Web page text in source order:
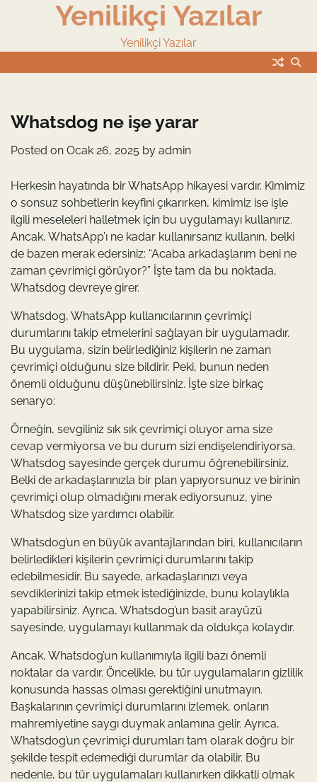
Yenilikçi Yazılar
Yenilikçi Yazılar
Whatsdog ne işe yarar
Posted on Ocak 26, 2025 by admin
Herkesin hayatında bir WhatsApp hikayesi vardır. Kimimiz
o sonsuz sohbetlerin keyfini çıkarırken, kimimiz ise işle
ilgili meseleleri halletmek için bu uygulamayı kullanırız.
Ancak, WhatsApp’ı ne kadar kullanırsanız kullanın, belki
de bazen merak edersiniz: “Acaba arkadaşlarım beni ne
zaman çevrimiçi görüyor?” İşte tam da bu noktada,
Whatsdog devreye girer.
Whatsdog, WhatsApp kullanıcılarının çevrimiçi
durumlarını takip etmelerini sağlayan bir uygulamadır.
Bu uygulama, sizin belirlediğiniz kişilerin ne zaman
çevrimiçi olduğunu size bildirir. Peki, bunun neden
önemli olduğunu düşünebilirsiniz. İşte size birkaç
senaryo:
Örneğin, sevgiliniz sık sık çevrimiçi oluyor ama size
cevap vermiyorsa ve bu durum sizi endişelendiriyorsa,
Whatsdog sayesinde gerçek durumu öğrenebilirsiniz.
Belki de arkadaşlarınızla bir plan yapıyorsunuz ve birinin
çevrimiçi olup olmadığını merak ediyorsunuz, yine
Whatsdog size yardımcı olabilir.
Whatsdog’un en büyük avantajlarından biri, kullanıcıların
belirledikleri kişilerin çevrimiçi durumlarını takip
edebilmesidir. Bu sayede, arkadaşlarınızı veya
sevdiklerinizi takip etmek istediğinizde, bunu kolaylıkla
yapabilirsiniz. Ayrıca, Whatsdog’un basit arayüzü
sayesinde, uygulamayı kullanmak da oldukça kolaydır.
Ancak, Whatsdog’un kullanımıyla ilgili bazı önemli
noktalar da vardır. Öncelikle, bu tür uygulamaların gizlilik
konusunda hassas olması gerektiğini unutmayın.
Başkalarının çevrimiçi durumlarını izlemek, onların
mahremiyetine saygı duymak anlamına gelir. Ayrıca,
Whatsdog’un çevrimiçi durumları tam olarak doğru bir
şekilde tespit edemediği durumlar da olabilir. Bu
nedenle, bu tür uygulamaları kullanırken dikkatli olmak